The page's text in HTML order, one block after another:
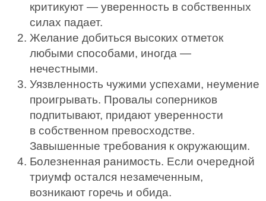
критикуют — уверенность в собственных
силах падает.
Желание добиться высоких отметок
любыми способами, иногда —
нечестными.
Уязвленность чужими успехами, неумение
проигрывать. Провалы соперников
подпитывают, придают уверенности
в собственном превосходстве.
Завышенные требования к окружающим.
Болезненная ранимость. Если очередной
триумф остался незамеченным,
возникают горечь и обида.